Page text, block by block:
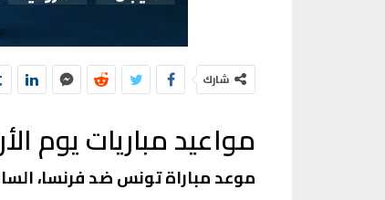
شارك
مواعيد مباريات يوم
موعد مباراة تونس ضد فرنسا، الساعة 5:00 مساءً